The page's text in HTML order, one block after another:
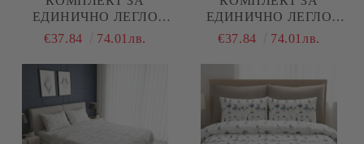
ЕДИНИЧНО ЛЕГЛО
СИНИ КРЪГОВЕ , 100%
(ПОПЛИН), 3 ЧАСТИ
€37.84 74.01лв.
ЕДИНИЧНО ЛЕГЛО
ЛИЛАВО- СИНИ
НАТУРАЛЕН ПАМУК
(ПОПЛИН), 3 ЧАСТИ
€37.84 74.01лв.